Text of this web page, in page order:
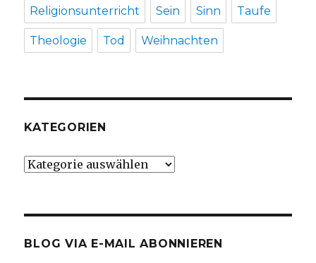
Religionsunterricht Sein Sinn Taufe
Theologie Tod Weihnachten
KATEGORIEN
Kategorien
BLOG VIA E-MAIL ABONNIEREN